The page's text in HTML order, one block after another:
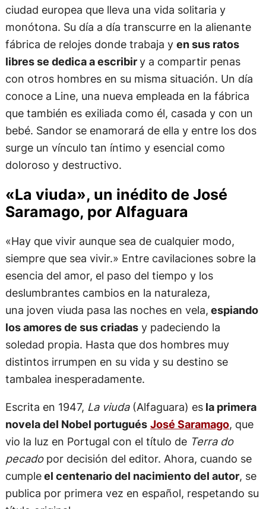
ciudad europea que lleva una vida solitaria y
monótona. Su día a día transcurre en la alienante
fábrica de relojes donde trabaja y en sus ratos
libres se dedica a escribiry a compartir penas
con otros hombres en su misma situación. Un día
conoce a Line, una nueva empleada en la fábrica
que también es exiliada como él, casada y con un
bebé. Sandor se enamorará de ella y entre los dos
surge un vínculo tan íntimo y esencial como
doloroso y destructivo.
«La viuda», un inédito de José
Saramago, por Alfaguara
«Hay que vivir aunque sea de cualquier modo,
siempre que sea vivir.» Entre cavilaciones sobre la
esencia del amor, el paso del tiempo y los
deslumbrantes cambios en la naturaleza,
una joven viuda pasa las noches en vela, espiando
los amores de sus criadasy padeciendo la
soledad propia. Hasta que dos hombres muy
distintos irrumpen en su vida y su destino se
tambalea inesperadamente.
Escrita en 1947, La viuda(Alfaguara) esla primera
novela del Nobel portugués José Saramago, que
vio la luz en Portugal con el título de Terra do
pecadopor decisión del editor. Ahora, cuando se
cumpleel centenario del nacimiento del autor, se
publica por primera vez en español, respetando su